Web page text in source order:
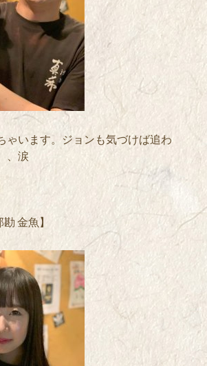
ゃいます。ジョンも気づけば追わ
、涙
金魚】